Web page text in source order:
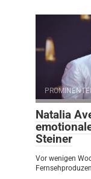
Natalia
Steiner
Vor wenigen